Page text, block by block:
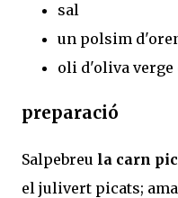
sal
un polsim
oli d'oliva verge
preparació
Salpebreu la carn
el julivert picats;